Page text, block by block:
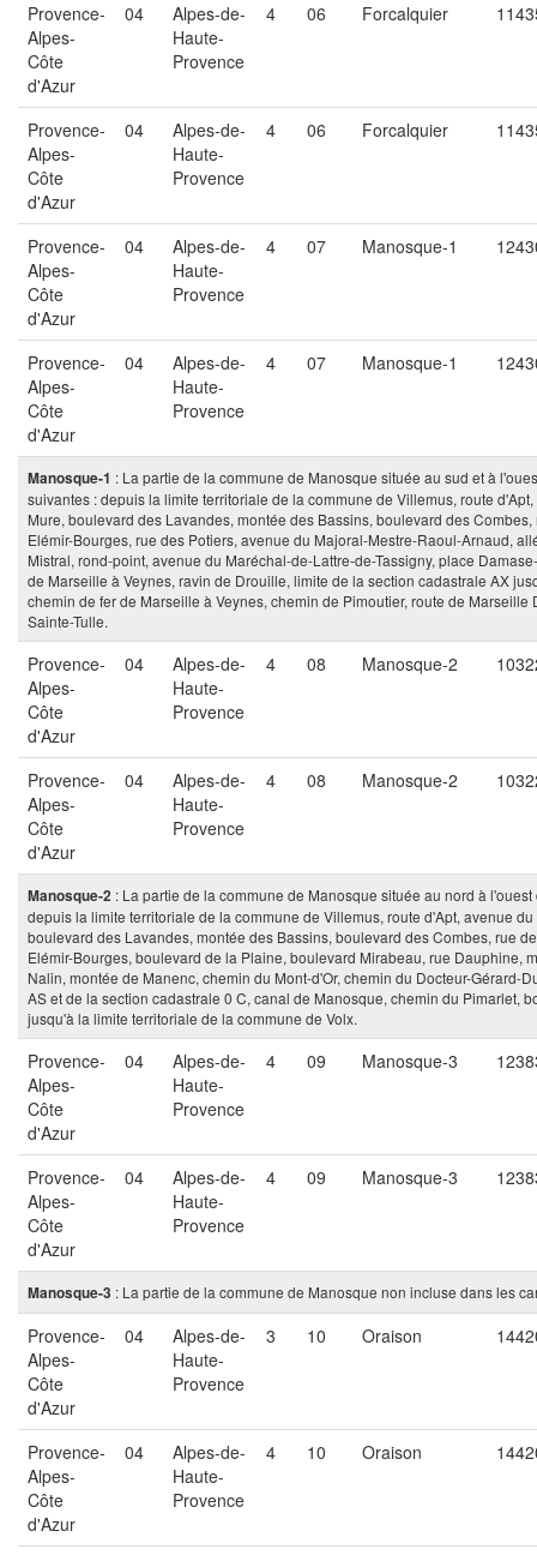
Provence-
Alpes-
Côte
d'Azur
04
Alpes-de-
Haute-
Provence
4 06 Forcalquier
Provence-
Alpes-
Côte
d'Azur
04
Alpes-de-
Haute-
Provence
4 06 Forcalquier
Provence-
Alpes-
Côte
d'Azur
04
Alpes-de-
Haute-
Provence
4 07 Manosque-1
Provence-
Alpes-
Côte
d'Azur
04
Alpes-de-
Haute-
Provence
4 07 Manosque-1
Manosque-1 : La partie de la commune de Manosque située au sud et à
suivantes : depuis la limite territoriale de la commune de Villemus, route
Mure, boulevard des Lavandes, montée des Bassins, boulevard des
Elémir-Bourges, rue des Potiers, avenue du Majoral-Mestre-Raoul-Arnaud,
Mistral, rond-point, avenue du Maréchal-de-Lattre-de-Tassigny, place
de Marseille à Veynes, ravin de Drouille, limite de la section cadastrale AX
chemin de fer de Marseille à Veynes, chemin de Pimoutier, route de
Sainte-Tulle.
Provence-
Alpes-
Côte
d'Azur
04
Alpes-de-
Haute-
Provence
4 08 Manosque-2
Provence-
Alpes-
Côte
d'Azur
04
Alpes-de-
Haute-
Provence
4 08 Manosque-2
Manosque-2 : La partie de la commune de Manosque située au nord à
depuis la limite territoriale de la commune de Villemus, route d'Apt, avenue
boulevard des Lavandes, montée des Bassins, boulevard des Combes, rue
Elémir-Bourges, boulevard de la Plaine, boulevard Mirabeau, rue Dauphine,
Nalin, montée de Manenc, chemin du Mont-d'Or, chemin du Docteur-Gérard-
AS et de la section cadastrale 0 C, canal de Manosque, chemin du Pimarlet,
jusqu'à la limite territoriale de la commune de Volx.
Provence-
Alpes-
Côte
d'Azur
04
Alpes-de-
Haute-
Provence
4 09 Manosque-3
Provence-
Alpes-
Côte
d'Azur
04
Alpes-de-
Haute-
Provence
4 09 Manosque-3
Manosque-3 : La partie de la commune de Manosque non incluse dans les
Provence-
Alpes-
Côte
d'Azur
04
Alpes-de-
Haute-
Provence
3 10 Oraison
Provence-
Alpes-
Côte
d'Azur
04
Alpes-de-
Haute-
Provence
4 10 Oraison